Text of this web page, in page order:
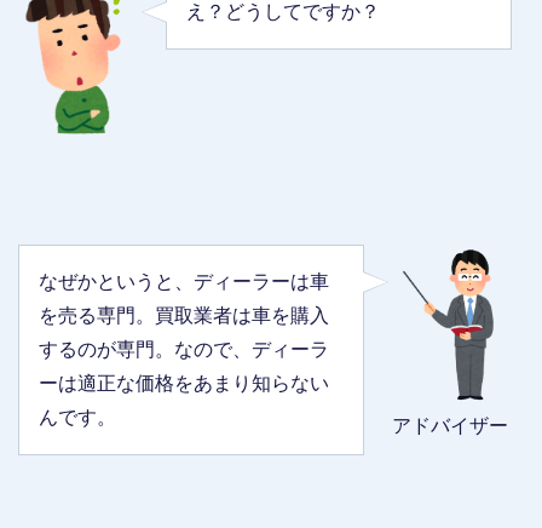
え？どうしてですか？
アドバイザー
なぜかというと、ディーラーは車
を売る専門。買取業者は車を購入
するのが専門。なので、ディーラ
ーは適正な価格をあまり知らない
んです。